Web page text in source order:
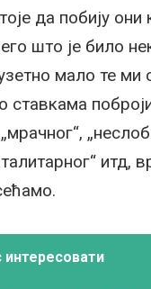
да побију они
што је било
мало те ми
ставкама
итд,